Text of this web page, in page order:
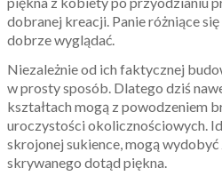
dobranej kreacji. Panie różniące
dobrze wyglądać.
Niezależnie od ich faktycznej
w prosty sposób. Dlatego dziś
kształtach mogą z powodzeniem
uroczystości okolicznościowych.
skrojonej sukience, mogą wydobyć
skrywanego dotąd piękna.